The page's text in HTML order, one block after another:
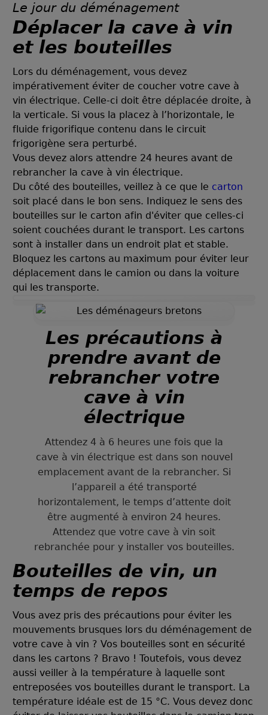
Le jour du déménagement
Déplacer la cave à vin
et les bouteilles
Lors du déménagement, vous devez
impérativement éviter de coucher votre cave à
vin électrique. Celle-ci doit être déplacée droite, à
la verticale. Si vous la placez à l’horizontale, le
fluide frigorifique contenu dans le circuit
frigorigène sera perturbé.
Vous devez alors attendre 24 heures avant de
rebrancher la cave à vin électrique.
Du côté des bouteilles, veillez à ce que le carton
soit placé dans le bon sens. Indiquez le sens des
bouteilles sur le carton afin d'éviter que celles-ci
soient couchées durant le transport. Les cartons
sont à installer dans un endroit plat et stable.
Bloquez les cartons au maximum pour éviter leur
déplacement dans le camion ou dans la voiture
qui les transporte.
Les précautions à
prendre avant de
rebrancher votre
cave à vin
électrique
Attendez 4 à 6 heures une fois que la
cave à vin électrique est dans son nouvel
emplacement avant de la rebrancher. Si
l’appareil a été transporté
horizontalement, le temps d’attente doit
être augmenté à environ 24 heures.
Attendez que votre cave à vin soit
rebranchée pour y installer vos bouteilles.
Bouteilles de vin, un
temps de repos
Vous avez pris des précautions pour éviter les
mouvements brusques lors du déménagement de
votre cave à vin ? Vos bouteilles sont en sécurité
dans les cartons ? Bravo ! Toutefois, vous devez
aussi veiller à la température à laquelle sont
entreposées vos bouteilles durant le transport. La
température idéale est de 15 °C. Vous devez donc